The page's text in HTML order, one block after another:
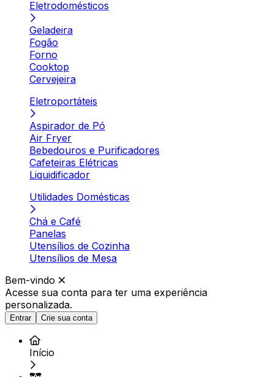
Eletrodomésticos
Geladeira
Fogão
Forno
Cooktop
Cervejeira
Eletroportáteis
Aspirador de Pó
Air Fryer
Bebedouros e Purificadores
Cafeteiras Elétricas
Liquidificador
Utilidades Domésticas
Chá e Café
Panelas
Utensílios de Cozinha
Utensílios de Mesa
Bem-vindo
Acesse sua conta para ter uma experiência
personalizada.
Entrar Crie sua conta
Início